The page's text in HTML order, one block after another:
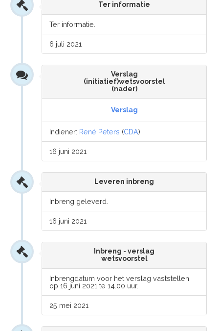
Ter informatie
Ter informatie.
6 juli 2021
Verslag
(initiatief)wetsvoorstel
(nader)
Verslag
Indiener: René Peters (CDA)
16 juni 2021
Leveren inbreng
Inbreng geleverd.
16 juni 2021
Inbreng - verslag
wetsvoorstel
Inbrengdatum voor het verslag vaststellen
op 16 juni 2021 te 14.00 uur.
25 mei 2021